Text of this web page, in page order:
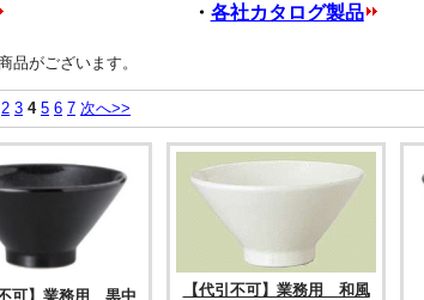
・ 各社カタログ製品
品がございます。
2 3 4 5 6 7 次へ>>
可】業務用 黒中 【代引不可】業務用 和風